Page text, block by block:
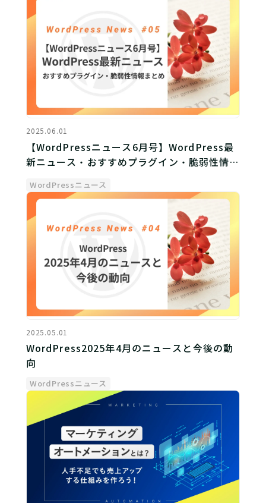
2025.06.01
【WordPressニュース6月号】WordPress最
新ニュース・おすすめプラグイン・脆弱性情報
WordPressニュース
2025.05.01
WordPress2025年4月のニュースと今後の動
向
WordPressニュース